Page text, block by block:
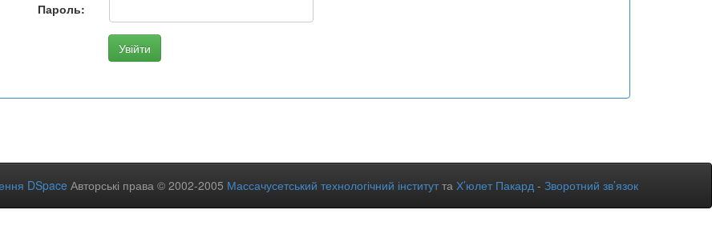
Пароль:
DSpace Авторські права © 2002-2005 Массачусетський технологічний інститутта Х’юлет Пакард - Зворотний зв’язок